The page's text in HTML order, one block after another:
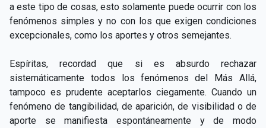
a este tipo de cosas, esto solamente puede ocurrir con los
fenómenos simples y no con los que exigen condiciones
excepcionales, como los aportes y otros semejantes.
Espíritas, recordad que si es absurdo rechazar
sistemáticamente todos los fenómenos del Más Allá,
tampoco es prudente aceptarlos ciegamente. Cuando un
fenómeno de tangibilidad, de aparición, de visibilidad o de
aporte se manifiesta espontáneamente y de modo